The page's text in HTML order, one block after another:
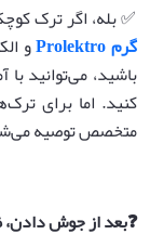
✅ بله، اگر ترک
گرم Prolektro
باشید، می‌توانید
کنید. اما برای
متخصص توصیه
❓بعد از جوش